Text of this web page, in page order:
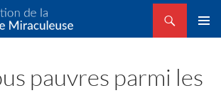
Médaille Miraculeuse
pauvres parmi les